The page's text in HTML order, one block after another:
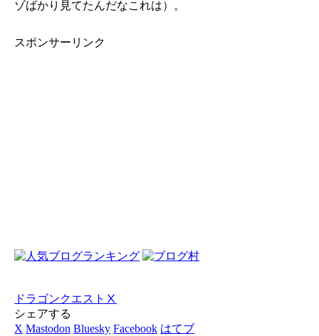
ゾばかり見てたんだなこれは）。
スポンサーリンク
ドラゴンクエストⅩ
シェアする
X Mastodon Bluesky Facebook はてブ